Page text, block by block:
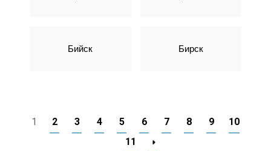
Бийск Бирск
1 2 3 4 5 6 7 8 9
10
11